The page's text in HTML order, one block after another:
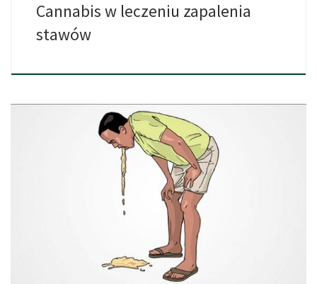
Cannabis w leczeniu zapalenia
stawów
W badaniu opublikowanym w maju 2017 roku stwierdzono, że